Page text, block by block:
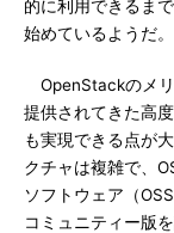
的に利用できるま
始めているようだ。
OpenStackのメ
提供されてきた高
も実現できる点が
クチャは複雑で、
ソフトウェア（
コミュニティー版